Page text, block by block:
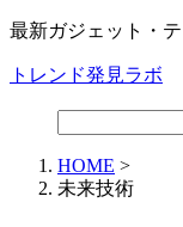
最新ガジェット・
トレンド発見ラボ
HOME >
未来技術